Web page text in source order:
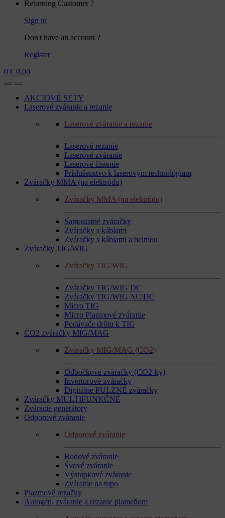
Returning Customer ?
Sign in
Don't have an account ?
Register
0 € 0,00
AKCIOVÉ SETY
Laserové zváranie a rezanie
Laserové zváranie a rezanie
Laserové rezanie
Laserové zváranie
Laserové čistenie
Príslušenstvo k laserovým technológiam
Zváračky MMA (na elektródu)
Zváračky MMA (na elektródu)
Samostatné zváračky
Zváračky s káblami
Zváračky s káblami a helmou
Zváračky TIG/WIG
Zváračky TIG/WIG
Zváračky TIG/WIG DC
Zváračky TIG/WIG AC/DC
Micro TIG
Micro Plazmové zváranie
Podávače drôtu k TIG
CO2 zváračky MIG/MAG
Zváračky MIG/MAG (CO2)
Odbočkové zváračky (CO2-ky)
Invertorové zváračky
Digitálne PULZNÉ zváračky
Zváračky MULTIFUNKČNÉ
Zváracie generátory
Odporové zváranie
Odporové zváranie
Bodové zváranie
Švové zváranie
Výstupkové zváranie
Zváranie na tupo
Plazmové rezačky
Autogén, zváranie a rezanie plameňom